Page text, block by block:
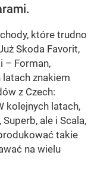
które trudno
Skoda Favorit,
– Forman,
latach znakiem
z Czech:
kolejnych latach,
ale i Scala,
takie
na wielu